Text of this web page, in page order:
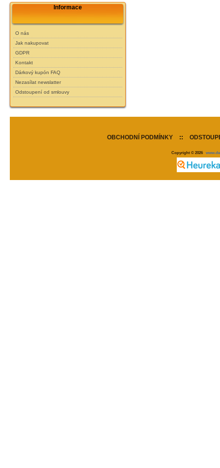
Informace
O nás
Jak nakupovat
GDPR
Kontakt
Dárkový kupón FAQ
Nezasílat newslatter
Odstoupení od smlouvy
OBCHODNÍ PODMÍNKY ::
Copyright © 2026